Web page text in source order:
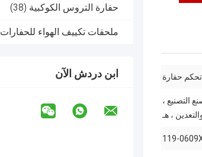
حفارة التروس الكوكبية (38)
ملحقات تكييف الهواء للحفارات
ابن دردش الآن تحكم حفارة
التصنيع ،
، هـ
119-